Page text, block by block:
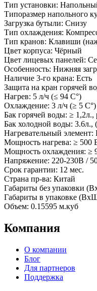
Тип установки:
Типоразмер напольного
Загрузка бутыли: Снизу
Тип охлаждения:
Тип кранов: Клавиши
Цвет корпуса: Чёрный
Цвет лицевых панелей:
Особенность: Нижняя
Наличие 3-го крана: Есть
Защита на кран горячей
Нагрев: 5 л/ч (≤ 94 C°)
Охлаждение: 3 л/ч (≥ 5 C°)
Бак горячей воды: ≥ 1,2л.,
Бак холодной воды: 3.6л.,
Нагревательный
Мощность нагрева: ≥ 500
Мощность охлаждения: ≥
Напряжение: 220-230В /
Срок гарантии: 12 мес.
Страна пр-ва: Китай
Габариты без упаковки
Габариты в упаковке
Объем: 0.15595 м.куб
Компания
О компании
Блог
Для партнеров
Поддержка